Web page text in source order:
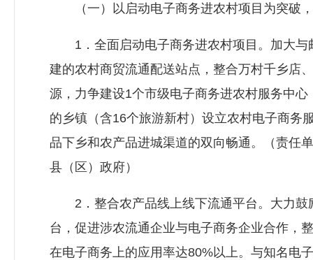
（一）以启动电子商务进农村项目为突破，
1．全面启动电子商务进农村项目。加大与
建的农村商贸流通配送站点，整合万村千乡店
源，力争建设1个市级电子商务进农村服务中
的乡镇（含16个旅游新村）设立农村电子商务
品下乡和农产品进城渠道的双向畅通。（责任
县（区）政府）
2．整合农产品线上线下流通平台。大力鼓
台，促进涉农流通企业与电子商务企业合作，
在电子商务上的应用率达80%以上。与知名电